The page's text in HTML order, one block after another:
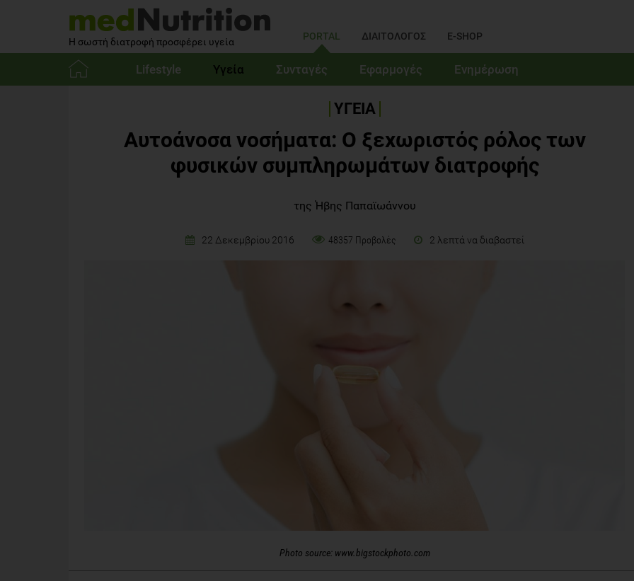
Η σωστή διατροφή προσφέρει υγεία PORTAL ΔΙΑΙΤΟΛΟΓΟΣ E-SHOP
Lifestyle Υγεία Συνταγές Εφαρμογές Ενημέρωση
ΥΓΕΙΑ
Αυτοάνοσα νοσήματα: Ο ξεχωριστός ρόλος των
φυσικών συμπληρωμάτων διατροφής
της Ήβης Παπαϊωάννου
22 Δεκεμβρίου 2016 48357 Προβολές 2 λεπτά να διαβαστεί
Photo source: www.bigstockphoto.com